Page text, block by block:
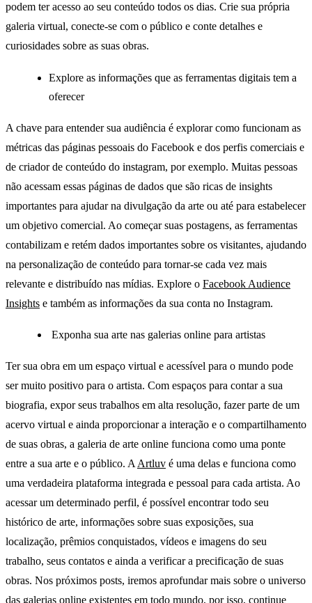
podem ter acesso ao seu conteúdo todos os dias. Crie sua própria
galeria virtual, conecte-se com o público e conte detalhes e
curiosidades sobre as suas obras.
Explore as informações que as ferramentas digitais tem a
oferecer
A chave para entender sua audiência é explorar como funcionam as
métricas das páginas pessoais do Facebook e dos perfis comerciais e
de criador de conteúdo do instagram, por exemplo. Muitas pessoas
não acessam essas páginas de dados que são ricas de insights
importantes para ajudar na divulgação da arte ou até para estabelecer
um objetivo comercial. Ao começar suas postagens, as ferramentas
contabilizam e retém dados importantes sobre os visitantes, ajudando
na personalização de conteúdo para tornar-se cada vez mais
relevante e distribuído nas mídias. Explore o Facebook Audience
Insights e também as informações da sua conta no Instagram.
Exponha sua arte nas galerias online para artistas
Ter sua obra em um espaço virtual e acessível para o mundo pode
ser muito positivo para o artista. Com espaços para contar a sua
biografia, expor seus trabalhos em alta resolução, fazer parte de um
acervo virtual e ainda proporcionar a interação e o compartilhamento
de suas obras, a galeria de arte online funciona como uma ponte
entre a sua arte e o público. A Artluv é uma delas e funciona como
uma verdadeira plataforma integrada e pessoal para cada artista. Ao
acessar um determinado perfil, é possível encontrar todo seu
histórico de arte, informações sobre suas exposições, sua
localização, prêmios conquistados, vídeos e imagens do seu
trabalho, seus contatos e ainda a verificar a precificação de suas
obras. Nos próximos posts, iremos aprofundar mais sobre o universo
das galerias online existentes em todo mundo, por isso, continue